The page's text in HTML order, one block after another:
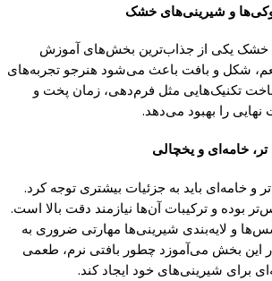
خشک یکی از جذاب‌ترین بخش‌های آموزش
شکل و بافت باعث می‌شود هنرجو تجربه‌های
تکنیک‌هایی مثل فرم‌دهی، زمان پخت و
را بهبود می‌دهد.
و خامه‌ای باید به جزئیات بیشتری توجه کرد.
بوده و ترکیبات آن‌ها نیازمند دقت بالا است.
و لایه‌بندی شیرینی‌ها مهارتی ضروری به
این بخش می‌آموزد چطور بافتی نرم، طعمی
برای شیرینی‌های خود ایجاد کند.